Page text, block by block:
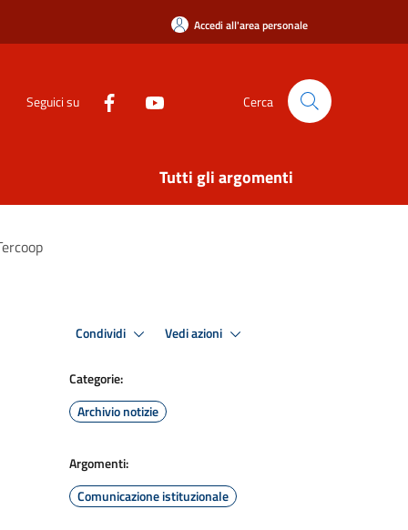
Accedi all'area personale
Seguici su Cerca
Tutti gli argomenti
Condividi Vedi azioni
Categorie:
Archivio notizie
Argomenti:
Comunicazione istituzionale